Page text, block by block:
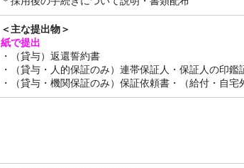
＜主な提出物＞
紙で提出
・（貸与）返還誓約書
・（貸与・人的保証のみ）連帯保証人・保証人の印
・（貸与・機関保証のみ）保証依頼書・（給付・自